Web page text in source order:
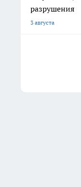
разрушения
3 августа